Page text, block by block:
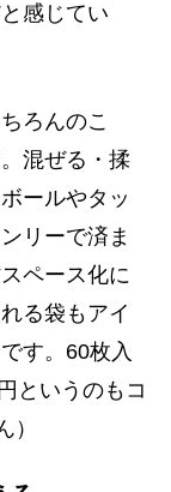
感じてい
ろんのこ
混ぜる・揉
ールやタッ
リーで済ま
ペース化に
る袋もアイ
す。60枚入
というのもコ
）